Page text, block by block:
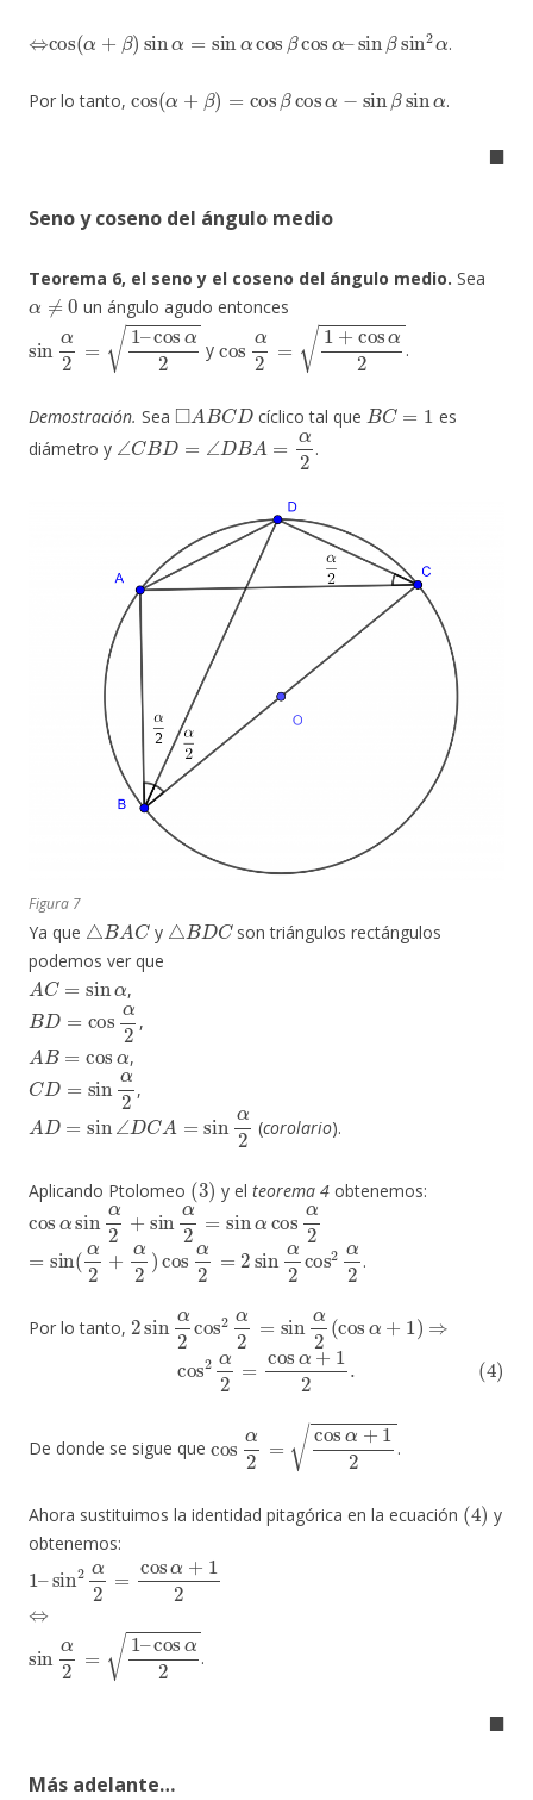
( )sin αcos cosα sin 2 α
.
Por lo tanto,
( )= cos sin α
.
◼
Seno y coseno del ángulo medio
Teorema 6, el seno y el coseno del ángulo medio. Sea
α ≠0
un ángulo agudo entonces
sin α2 cosα2
y
α2 cosα 2
.
Demostración. Sea
◻ A BCD
cíclico tal que
BC=
es
diámetro y
∠ CBD= BA= α
.
Figura 7
Ya que
△ BA C
y
△ BDC
son triángulos rectángulos
podemos ver que
AC=sinα
,
BD= 2
,
,
,
A D= ∠ DCA = sin 2
(corolario).
Aplicando Ptolomeo
(3)
y el teorema 4obtenemos:
cos sin α2 sin 2= sin α
sin α2 +α 2)cos α2= sin 2 cos 2 2
.
Por lo tanto,
2 sin α2 cos2α sin α2 cos
+ 2
De donde se sigue que
α2 cosα+12
.
Ahora sustituimos la identidad pitagórica en la ecuación
(4 )
y
obtenemos:
sin2 α cosα+ 12
sin
α2 cosα2
.
◼
Más adelante…